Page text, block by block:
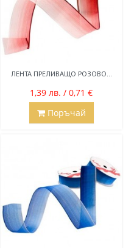
ЛЕНТА ПРЕЛИВАЩО РОЗОВО...
1,39 лв. / 0,71 €
Поръчай